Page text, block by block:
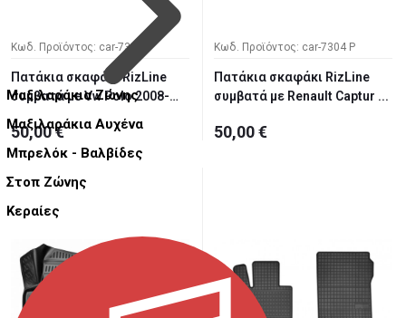
Μαξιλαράκια Ζώνης
Μαξιλαράκια Αυχένα
Μπρελόκ - Βαλβίδες
Στοπ Ζώνης
Κεραίες
Κωδ. Προϊόντος: car-7305 P
Πατάκια σκαφάκι RizLine
συμβατά με Vw Polo 2008-
50,00 €
Κωδ. Προϊόντος: car-7304 P
Πατάκια σκαφάκι RizLine
συμβατά με Renault Captur ...
50,00 €